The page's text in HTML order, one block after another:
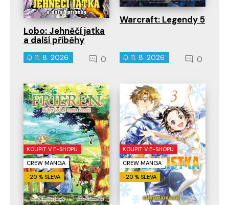
Lobo: Jehněčí jatka
a další příběhy
11. 8. 2026 0
Warcraft: Legendy 5
11. 8. 2026 0
KOUPIT V E-SHOPU
CREW MANGA
-20 % SLEVA
KOUPIT V E-SHOPU
CREW MANGA
-20 % SLEVA